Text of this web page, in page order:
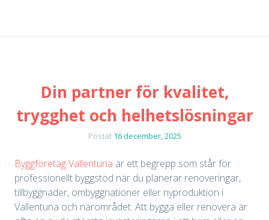
Din partner för kvalitet,
trygghet och helhetslösningar
Postat 16 december, 2025
Byggföretag Vallentuna är ett begrepp som står för
professionellt byggstöd när du planerar renoveringar,
tillbyggnader, ombyggnationer eller nyproduktion i
Vallentuna och närområdet. Att bygga eller renovera är